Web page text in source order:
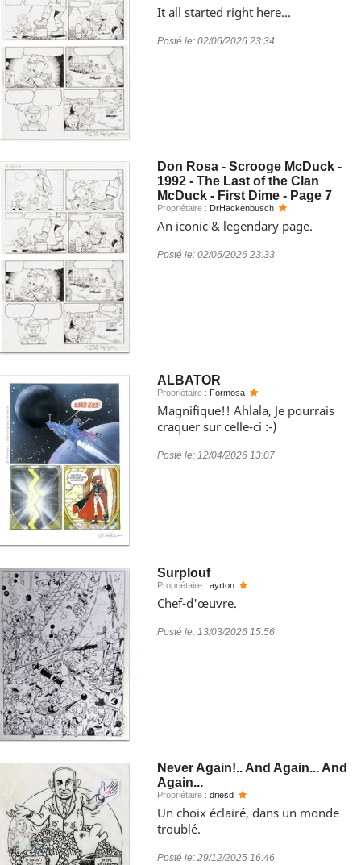
It all started right here...
Posté le: 02/06/2026 23:34
Don Rosa - Scrooge McDuck -
1992 - The Last of the Clan
McDuck - First Dime - Page 7
Propriétaire : DrHackenbusch
An iconic & legendary page.
Posté le: 02/06/2026 23:33
ALBATOR
Propriétaire : Formosa
Magnifique!! Ahlala, Je pourrais
craquer sur celle-ci :-)
Posté le: 12/04/2026 13:07
Surplouf
Propriétaire : ayrton
Chef-d'œuvre.
Posté le: 13/03/2026 15:56
Never Again!.. And Again... And
Again...
Propriétaire : driesd
Un choix éclairé, dans un monde
troublé.
Posté le: 29/12/2025 16:46